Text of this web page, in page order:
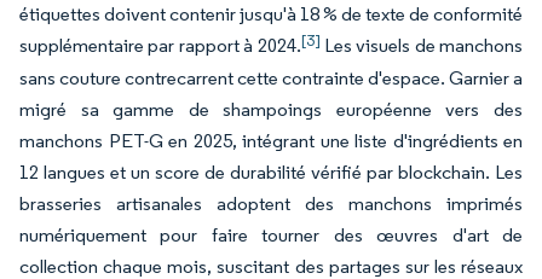
étiquettes doivent contenir jusqu'à 18 % de texte de conformité
supplémentaire par rapport à 2024.[3] Les visuels de manchons
sans couture contrecarrent cette contrainte d'espace. Garnier a
migré sa gamme de shampoings européenne vers des
manchons PET-G en 2025, intégrant une liste d'ingrédients en
12 langues et un score de durabilité vérifié par blockchain. Les
brasseries artisanales adoptent des manchons imprimés
numériquement pour faire tourner des œuvres d'art de
collection chaque mois, suscitant des partages sur les réseaux